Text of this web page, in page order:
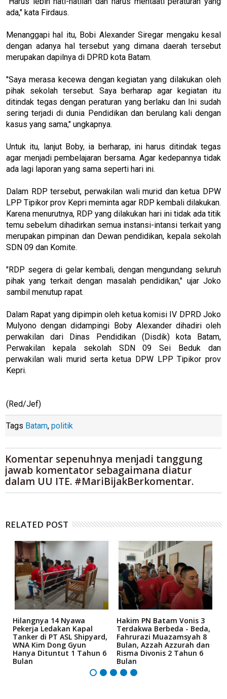
ada," kata Firdaus.
Menanggapi hal itu, Bobi Alexander Siregar mengaku kesal
dengan adanya hal tersebut yang dimana daerah tersebut
merupakan dapilnya di DPRD kota Batam.
"Saya merasa kecewa dengan kegiatan yang dilakukan oleh
pihak sekolah tersebut. Saya berharap agar kegiatan itu
ditindak tegas dengan peraturan yang berlaku dan Ini sudah
sering terjadi di dunia Pendidikan dan berulang kali dengan
kasus yang sama," ungkapnya.
Untuk itu, lanjut Boby, ia berharap, ini harus ditindak tegas
agar menjadi pembelajaran bersama. Agar kedepannya tidak
ada lagi laporan yang sama seperti hari ini.
Dalam RDP tersebut, perwakilan wali murid dan ketua DPW
LPP Tipikor prov Kepri meminta agar RDP kembali dilakukan.
Karena menurutnya, RDP yang dilakukan hari ini tidak ada titik
temu sebelum dihadirkan semua instansi-intansi terkait yang
merupakan pimpinan dan Dewan pendidikan, kepala sekolah
SDN 09 dan Komite.
"RDP segera di gelar kembali, dengan mengundang seluruh
pihak yang terkait dengan masalah pendidikan," ujar Joko
sambil menutup rapat.
Dalam Rapat yang dipimpin oleh ketua komisi IV DPRD Joko
Mulyono dengan didampingi Boby Alexander dihadiri oleh
perwakilan dari Dinas Pendidikan (Disdik) kota Batam,
Perwakilan kepala sekolah SDN 09 Sei Beduk dan
perwakilan wali murid serta ketua DPW LPP Tipikor prov
Kepri.
(Red/Jef)
Tags Batam, politik
Komentar sepenuhnya menjadi tanggung
jawab komentator sebagaimana diatur
dalam UU ITE. #MariBijakBerkomentar.
RELATED POST
Hilangnya 14 Nyawa
Pekerja Ledakan Kapal
Tanker di PT ASL Shipyard,
WNA Kim Dong Gyun
Hanya Dituntut 1 Tahun 6
Bulan
Hakim PN Batam Vonis 3
Terdakwa Berbeda - Beda,
Fahrurazi Muazamsyah 8
Bulan, Azzah Azzurah dan
Risma Divonis 2 Tahun 6
Bulan